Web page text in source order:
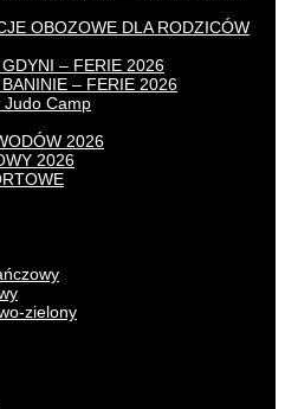
OBOZOWE DLA RODZICÓW
– FERIE 2026
– FERIE 2026
Judo Camp
2026
2026
zielony